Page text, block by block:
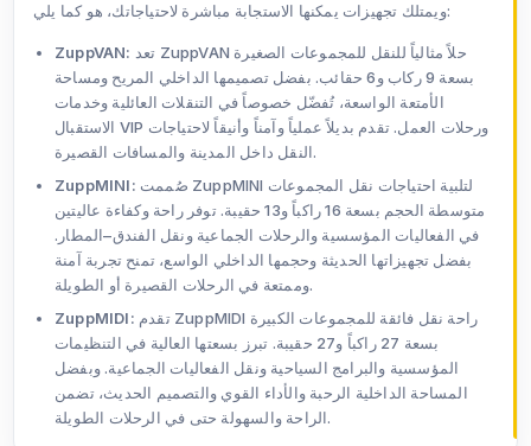
ويمتلك تجهيزات يمكنها الاستجابة مباشرة لاحتياجاتك، هو كما يلي:
ZuppVAN:
بسعة 9 ركاب و6 حقائب. بفضل تصميمها الداخلي المريح ومساحة
الأمتعة الواسعة، تُفضّل خصوصاً في التنقلات العائلية وخدمات
الاستقبال VIP ورحلات العمل. تقدم بديلاً عملياً وآمناً وأنيقاً لاحتياجات
النقل داخل المدينة والمسافات القصيرة.
ZuppMINI:
متوسطة الحجم بسعة 16 راكباً و13 حقيبة. توفر راحة وكفاءة عاليتين
في الفعاليات المؤسسية والرحلات الجماعية ونقل الفندق–المطار.
بفضل تجهيزاتها الحديثة وحجمها الداخلي الواسع، تمنح تجربة آمنة
وممتعة في الرحلات القصيرة أو الطويلة.
ZuppMIDI:
بسعة 27 راكباً و27 حقيبة. تبرز بسعتها العالية في التنظيمات
المؤسسية والبرامج السياحية ونقل الفعاليات الجماعية. وبفضل
المساحة الداخلية الرحبة والأداء القوي والتصميم الحديث، تضمن
الراحة والسهولة حتى في الرحلات الطويلة.